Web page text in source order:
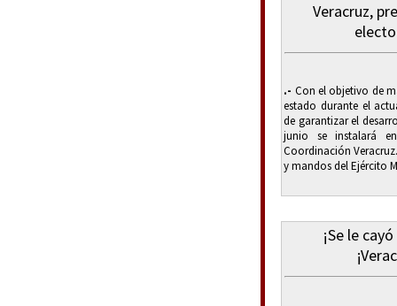
Veracruz,
.- Con el objetivo de
estado durante el
de garantizar el
junio se instalará
Coordinación
y mandos del Ejército
¡Se le